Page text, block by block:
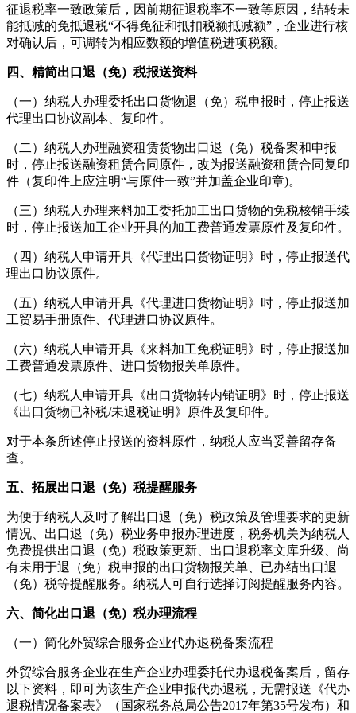
征退税率一致政策后，因前期征退税率不一致等原因，结转未
能抵减的免抵退税“不得免征和抵扣税额抵减额”，企业进行核
对确认后，可调转为相应数额的增值税进项税额。
四、精简出口退（免）税报送资料
（一）纳税人办理委托出口货物退（免）税申报时，停止报送
代理出口协议副本、复印件。
（二）纳税人办理融资租赁货物出口退（免）税备案和申报
时，停止报送融资租赁合同原件，改为报送融资租赁合同复印
件（复印件上应注明“与原件一致”并加盖企业印章)。
（三）纳税人办理来料加工委托加工出口货物的免税核销手续
时，停止报送加工企业开具的加工费普通发票原件及复印件。
（四）纳税人申请开具《代理出口货物证明》时，停止报送代
理出口协议原件。
（五）纳税人申请开具《代理进口货物证明》时，停止报送加
工贸易手册原件、代理进口协议原件。
（六）纳税人申请开具《来料加工免税证明》时，停止报送加
工费普通发票原件、进口货物报关单原件。
（七）纳税人申请开具《出口货物转内销证明》时，停止报送
《出口货物已补税/未退税证明》原件及复印件。
对于本条所述停止报送的资料原件，纳税人应当妥善留存备
查。
五、拓展出口退（免）税提醒服务
为便于纳税人及时了解出口退（免）税政策及管理要求的更新
情况、出口退（免）税业务申报办理进度，税务机关为纳税人
免费提供出口退（免）税政策更新、出口退税率文库升级、尚
有未用于退（免）税申报的出口货物报关单、已办结出口退
（免）税等提醒服务。纳税人可自行选择订阅提醒服务内容。
六、简化出口退（免）税办理流程
（一）简化外贸综合服务企业代办退税备案流程
外贸综合服务企业在生产企业办理委托代办退税备案后，留存
以下资料，即可为该生产企业申报代办退税，无需报送《代办
退税情况备案表》（国家税务总局公告2017年第35号发布）和